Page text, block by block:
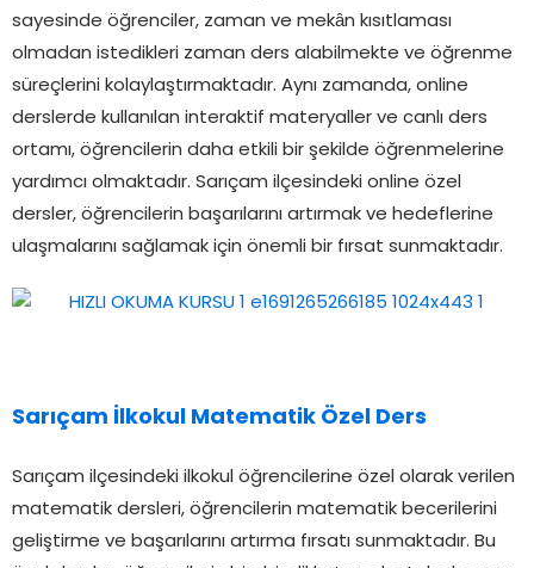
sayesinde öğrenciler, zaman ve mekân kısıtlaması
olmadan istedikleri zaman ders alabilmekte ve öğrenme
süreçlerini kolaylaştırmaktadır. Aynı zamanda, online
derslerde kullanılan interaktif materyaller ve canlı ders
ortamı, öğrencilerin daha etkili bir şekilde öğrenmelerine
yardımcı olmaktadır. Sarıçam ilçesindeki online özel
dersler, öğrencilerin başarılarını artırmak ve hedeflerine
ulaşmalarını sağlamak için önemli bir fırsat sunmaktadır.
Sarıçam İlkokul Matematik Özel Ders
Sarıçam ilçesindeki ilkokul öğrencilerine özel olarak verilen
matematik dersleri, öğrencilerin matematik becerilerini
geliştirme ve başarılarını artırma fırsatı sunmaktadır. Bu